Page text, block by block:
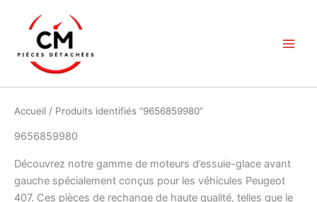
contenu
Accueil / Produits identifiés “9656859980”
9656859980
Découvrez notre gamme de moteurs d’essuie-glace avant
gauche spécialement conçus pour les véhicules Peugeot
407. Ces pièces de rechange de haute qualité, telles que le